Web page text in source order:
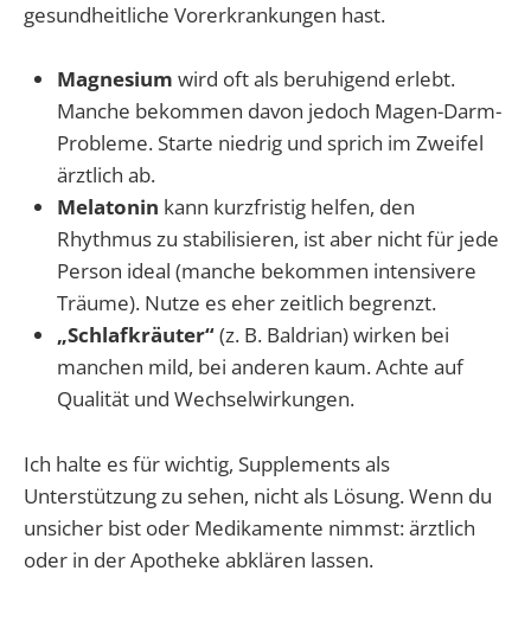
gesundheitliche Vorerkrankungen hast.
Magnesium wird oft als beruhigend erlebt.
Manche bekommen davon jedoch Magen-Darm-
Probleme. Starte niedrig und sprich im Zweifel
ärztlich ab.
Melatonin kann kurzfristig helfen, den
Rhythmus zu stabilisieren, ist aber nicht für jede
Person ideal (manche bekommen intensivere
Träume). Nutze es eher zeitlich begrenzt.
„Schlafkräuter“(z. B. Baldrian) wirken bei
manchen mild, bei anderen kaum. Achte auf
Qualität und Wechselwirkungen.
Ich halte es für wichtig, Supplements als
Unterstützung zu sehen, nicht als Lösung. Wenn du
unsicher bist oder Medikamente nimmst: ärztlich
oder in der Apotheke abklären lassen.